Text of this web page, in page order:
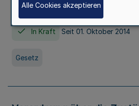
HG)
In Kraft Seit 01. Oktober 2014
Gesetz
Alle Cookies akzeptieren